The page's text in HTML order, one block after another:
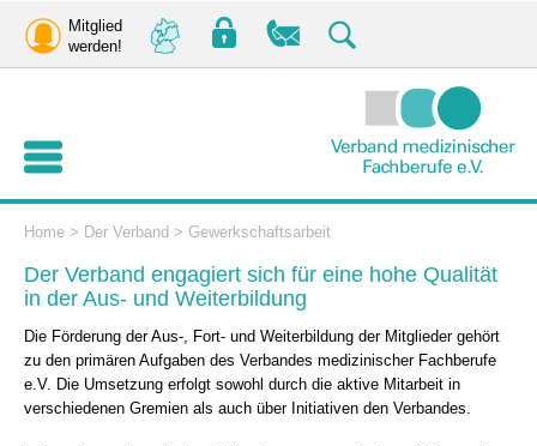
Mitglied
werden!
Home > Der Verband > Gewerkschaftsarbeit
Der Verband engagiert sich für eine hohe Qualität
in der Aus- und Weiterbildung
Die Förderung der Aus-, Fort- und Weiterbildung der Mitglieder gehört
zu den primären Aufgaben des Verbandes medizinischer Fachberufe
e.V. Die Umsetzung erfolgt sowohl durch die aktive Mitarbeit in
verschiedenen Gremien als auch über Initiativen den Verbandes.